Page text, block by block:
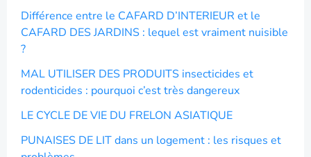
Différence entre le CAFARD D’INTERIEUR et le
CAFARD DES JARDINS : lequel est vraiment nuisible
?
MAL UTILISER DES PRODUITS insecticides et
rodenticides : pourquoi c’est très dangereux
LE CYCLE DE VIE DU FRELON ASIATIQUE
PUNAISES DE LIT dans un logement : les risques et